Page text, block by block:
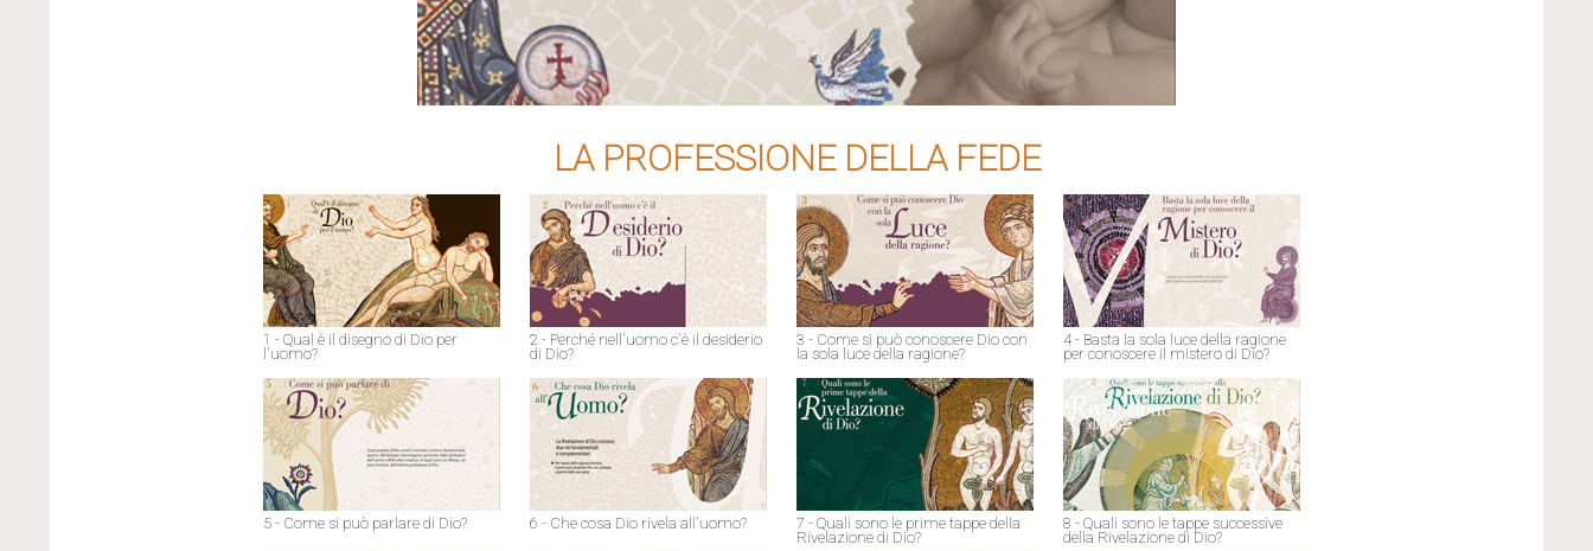
LA PROFESSIONE DELLA FEDE
1 - Qual è il disegno di Dio per
l'uomo?
2 - Perché nell'uomo c'è il desiderio
di Dio?
3 - Come si può conoscere Dio con
la sola luce della ragione?
4 - Basta la sola luce della ragione
per conoscere il mistero di Dio?
5 - Come si può parlare di Dio? 6 - Che cosa Dio rivela all'uomo?
7 - Quali sono le prime tappe della
Rivelazione di Dio?
8 - Quali sono le tappe successive
della Rivelazione di Dio?